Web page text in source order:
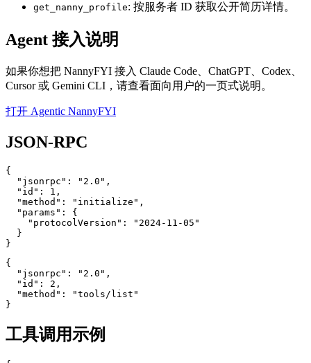
get_nanny_profile: 按服务者 ID 获取公开简历详情。
Agent 接入说明
如果你想把 NannyFYI 接入 Claude Code、ChatGPT、Codex、
Cursor 或 Gemini CLI，请查看面向用户的一页式说明。
打开 Agentic NannyFYI
JSON-RPC
{
  "jsonrpc": "2.0",
  "id": 1,
  "method": "initialize",
  "params": {
    "protocolVersion": "2024-11-05"
  }
}
{
  "jsonrpc": "2.0",
  "id": 2,
  "method": "tools/list"
}
工具调用示例